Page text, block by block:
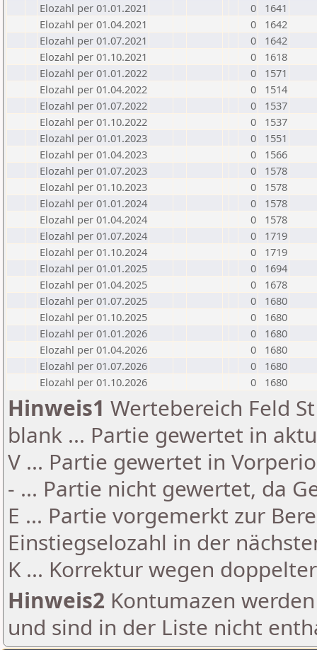
Elozahl per 01.01.2021
0
1641
Elozahl per 01.04.2021
0
1642
Elozahl per 01.07.2021
0
1642
Elozahl per 01.10.2021
0
1618
Elozahl per 01.01.2022
0
1571
Elozahl per 01.04.2022
0
1514
Elozahl per 01.07.2022
0
1537
Elozahl per 01.10.2022
0
1537
Elozahl per 01.01.2023
0
1551
Elozahl per 01.04.2023
0
1566
Elozahl per 01.07.2023
0
1578
Elozahl per 01.10.2023
0
1578
Elozahl per 01.01.2024
0
1578
Elozahl per 01.04.2024
0
1578
Elozahl per 01.07.2024
0
1719
Elozahl per 01.10.2024
0
1719
Elozahl per 01.01.2025
0
1694
Elozahl per 01.04.2025
0
1678
Elozahl per 01.07.2025
0
1680
Elozahl per 01.10.2025
0
1680
Elozahl per 01.01.2026
0
1680
Elozahl per 01.04.2026
0
1680
Elozahl per 01.07.2026
0
1680
Elozahl per 01.10.2026
0 1680
Hinweis1 Wertebereich Feld
blank ... Partie gewertet in
V ... Partie gewertet in
- ... Partie nicht gewertet, da
E ... Partie vorgemerkt zur
Einstiegselozahl in der
K ... Korrektur wegen
Hinweis2 Kontumazen
und sind in der Liste nicht